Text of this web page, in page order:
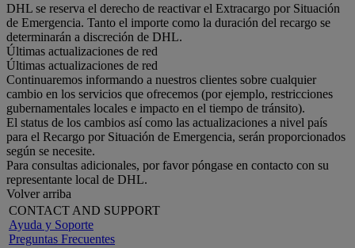
DHL se reserva el derecho de reactivar el Extracargo por Situación
de Emergencia. Tanto el importe como la duración del recargo se
determinarán a discreción de DHL.
Últimas actualizaciones de red
Últimas actualizaciones de red
Continuaremos informando a nuestros clientes sobre cualquier
cambio en los servicios que ofrecemos (por ejemplo, restricciones
gubernamentales locales e impacto en el tiempo de tránsito).
El status de los cambios así como las actualizaciones a nivel país
para el Recargo por Situación de Emergencia, serán proporcionados
según se necesite.
Para consultas adicionales, por favor póngase en contacto con su
representante local de DHL.
Volver arriba
CONTACT AND SUPPORT
Ayuda y Soporte
Preguntas Frecuentes